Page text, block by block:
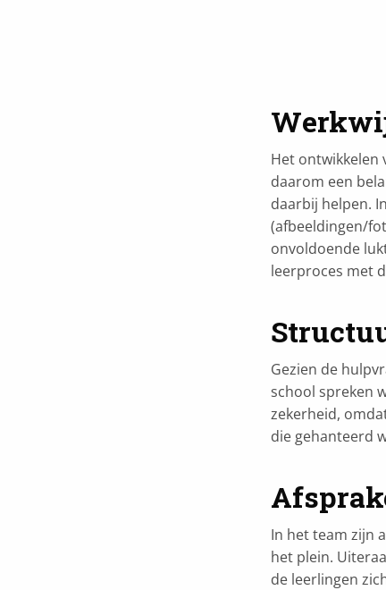
Het ontwikkelen
daarom een
daarbij helpen.
(afbeeldingen/
onvoldoende
leerproces met
Gezien de
school spreken
zekerheid,
die gehanteerd
In het team zijn
het plein.
de leerlingen